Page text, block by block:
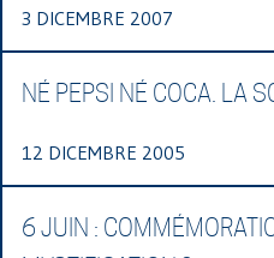
3 DICEMBRE 2007
NÉ PEPSI NÉ COCA. LA
12 DICEMBRE 2005
6 JUIN :